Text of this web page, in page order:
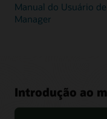
Manual do Usuário
Manager
Introdução ao